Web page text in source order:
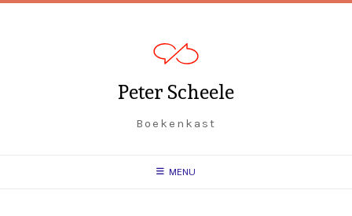
Spring
Peter Scheele
Boekenkast
MENU